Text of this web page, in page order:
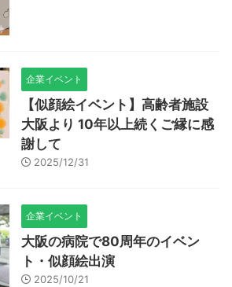
企業イベント
【似顔絵イベント】高齢者施設
大阪より 10年以上続くご縁に感
謝して
2025/12/31
企業イベント
大阪の病院で80周年のイベン
ト・似顔絵出演
2025/10/21